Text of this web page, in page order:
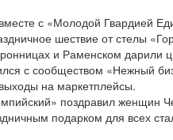
с «Молодой Гвардией
шествие от стелы
и Раменском дарили
с сообществом «Нежный
на маркетплейсы.
поздравил женщин
подарком для всех